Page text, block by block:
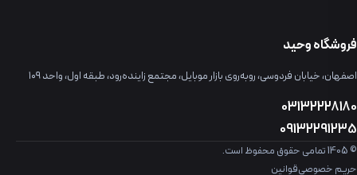
فروشگاه وحید
اصفهان، خیابان فردوسی، روبه‌روی بازار موبایل، مجتمع زاینده‌رود، طبقه اول، واحد ۱۰۹
03132228180
09132291235
© 1405 تمامی حقوق محفوظ است.
حریم خصوصیقوانین